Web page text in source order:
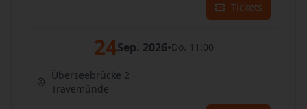
Tickets
24Sep. 2026•Do. 11:00
Überseebrücke 2
Travemünde